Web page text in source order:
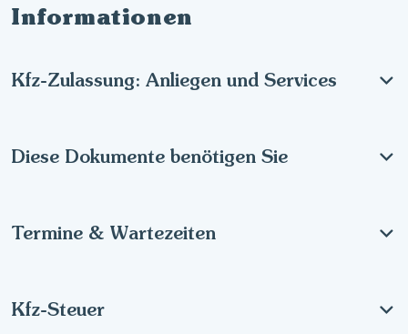
Informationen
Kfz-Zulassung: Anliegen und Services
Diese Dokumente benötigen Sie
Termine & Wartezeiten
Kfz-Steuer